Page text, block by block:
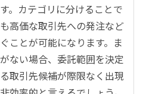
。カテゴリに分けることで
高価な取引先への発注など
ことが可能になります。ま
ない場合、委託範囲を決定
取引先候補が際限なく出現